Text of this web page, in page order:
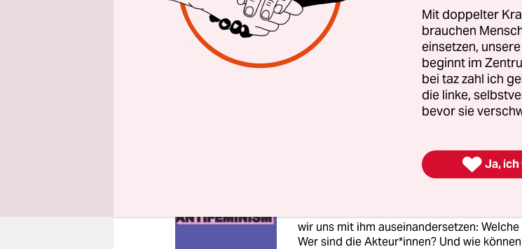
Doch das Gesetz hat seine Wurzeln nicht
ein Beispiel dafür, wie starkdie
einhergehende Christianisierung
Frauenbilder in Lateinamerika verändert
Sonderausgabe zum 8. März 2023
Warum beschäftigen wir uns in einem
wir uns mit ihm auseinandersetzen:
Wer sind die Akteur*innen? Und wie
Mit doppelter
brauchen
einsetzen,
beginnt im
bei taz zahl ich
die linke,
bevor sie
 Ja, ich